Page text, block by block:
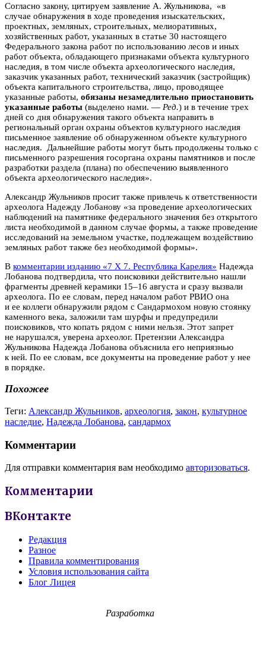
Согласно закону, цитируем заявление А. Жульникова, «в
случае обнаружения в ходе проведения изыскательских,
проектных, земляных, строительных, мелиоративных,
хозяйственных работ, указанных в статье 30 настоящего
Федерального закона работ по использованию лесов и иных
работ объекта, обладающего признаками объекта культурного
наследия, в том числе объекта археологического наследия,
заказчик указанных работ, технический заказчик (застройщик)
объекта капитального строительства, лицо, проводящее
указанные работы, обязаны незамедлительно приостановить
указанные работы (выделено нами. — Ред.) и в течение трех
дней со дня обнаружения такого объекта направить в
региональный орган охраны объектов культурного наследия
письменное заявление об обнаруженном объекте культурного
наследия. Дальнейшие работы могут быть продолжены только с
письменного разрешения госоргана охраны памятников и после
разработки раздела (плана) по обеспечению выявленного
объекта археологического наследия».
Александр Жульников просит также привлечь к ответственности
археолога Надежду Лобанову «за проведение археологических
наблюдений на памятнике федерального значения без открытого
листа необходимой в данном случае формы, а также проведение
исследований на земельном участке, подлежащем воздействию
земляных работ также без необходимой формы».
В комментарии изданию «7 Х 7. Республика Карелия» Надежда
Лобанова подтвердила, что поисковики действительно нашли
фрагменты древней керамики 15–16 августа и сразу вызвали
археолога. По ее словам, перед началом работ РВИО она
и ее коллеги обнаружили рядом с Сандармохом новую стоянку
каменного века, заложили там шурфы и предупредили
поисковиков, что копать рядом с ними нельзя. Этот запрет
не нарушался, уверена археолог. Претензии Александра
Жульникова Надежда Лобанова объяснила его неприязнью
к ней. По ее словам, все документы на проведение работ у нее
в порядке.
Похожее
Теги: Александр Жульников, археология, закон, культурное
наследие, Надежда Лобанова, сандармох
Комментарии
Для отправки комментария вам необходимо авторизоваться.
Комментарии
ВКонтакте
Редакция
Разное
Правила комментирования
Условия использования сайта
Блог Лицея
Разработка